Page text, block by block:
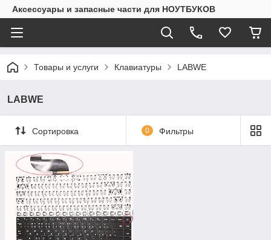
Аксессуары и запасные части для НОУТБУКОВ
Товары и услуги Клавиатуры LABWE
LABWE
Сортировка 0 Фильтры